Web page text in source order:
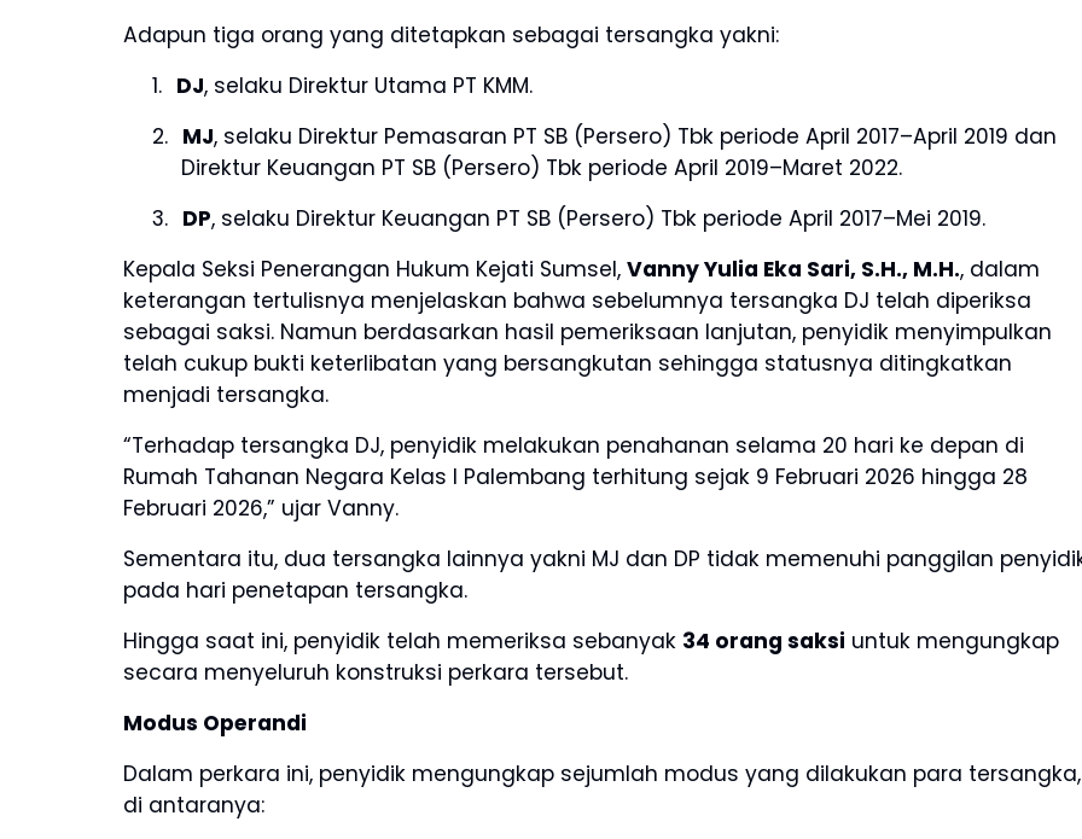
Adapun tiga orang yang ditetapkan sebagai tersangka yakni:
1. DJ, selaku Direktur Utama PT KMM.
2. MJ, selaku Direktur Pemasaran PT SB (Persero) Tbk periode April 2017–April 2019 dan
Direktur Keuangan PT SB (Persero) Tbk periode April 2019–Maret 2022.
3. DP, selaku Direktur Keuangan PT SB (Persero) Tbk periode April 2017–Mei 2019.
Kepala Seksi Penerangan Hukum Kejati Sumsel, Vanny Yulia Eka Sari, S.H., M.H., dalam
keterangan tertulisnya menjelaskan bahwa sebelumnya tersangka DJ telah diperiksa
sebagai saksi. Namun berdasarkan hasil pemeriksaan lanjutan, penyidik menyimpulkan
telah cukup bukti keterlibatan yang bersangkutan sehingga statusnya ditingkatkan
menjadi tersangka.
“Terhadap tersangka DJ, penyidik melakukan penahanan selama 20 hari ke depan di
Rumah Tahanan Negara Kelas I Palembang terhitung sejak 9 Februari 2026 hingga 28
Februari 2026,” ujar Vanny.
Sementara itu, dua tersangka lainnya yakni MJ dan DP tidak memenuhi panggilan
pada hari penetapan tersangka.
Hingga saat ini, penyidik telah memeriksa sebanyak 34 orang saksi untuk mengungkap
secara menyeluruh konstruksi perkara tersebut.
Modus Operandi
Dalam perkara ini, penyidik mengungkap sejumlah modus yang dilakukan para tersangka,
di antaranya: